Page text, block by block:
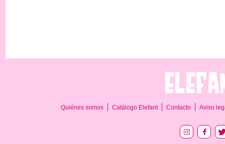
Quiénes somos Catálogo Elefant Contacto Aviso